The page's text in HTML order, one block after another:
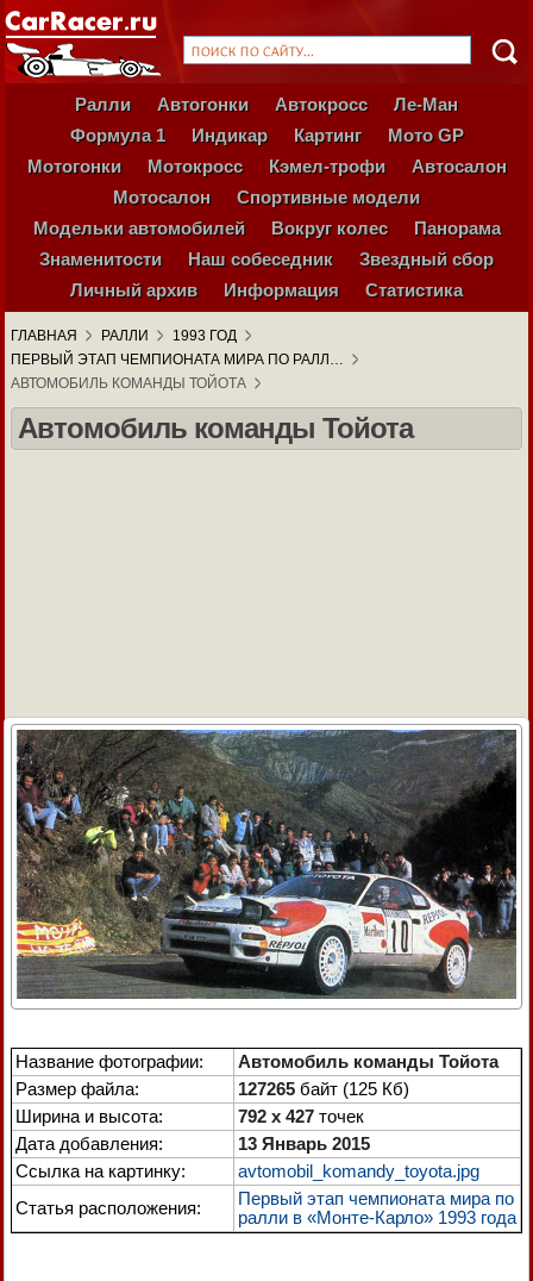
Ралли Автогонки Автокросс
Ле-Ман
Формула 1
Индикар Картинг
Мото GP
Мотогонки
Мотокросс Кэмел-трофи
Автосалон
Мотосалон
Спортивные модели
Модельки автомобилей
Вокруг колес
Панорама
Знаменитости
Наш собеседник
Звездный сбор
Личный архив
Информация Статистика
ГЛАВНАЯ РАЛЛИ
1993 ГОД
ПЕРВЫЙ ЭТАП ЧЕМПИОНАТА МИРА ПО РАЛЛ…
АВТОМОБИЛЬ КОМАНДЫ ТОЙОТА
Автомобиль команды Тойота
Название фотографии:
Автомобиль команды Тойота
Размер файла:
127265 байт (125 Кб)
Ширина и высота:
792 x 427 точек
Дата добавления:
13 Январь 2015
Ссылка на картинку:
avtomobil_komandy_toyota.jpg
Статья расположения:
Первый этап чемпионата мира по
ралли в «Монте-Карло» 1993 года